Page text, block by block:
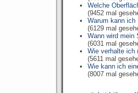
Welche
(9452 mal
Warum kann ich
(6129 mal
Wann wird mein
(6031 mal
Wie verhalte ich
(5611 mal
Wie kann ich
(8007 mal